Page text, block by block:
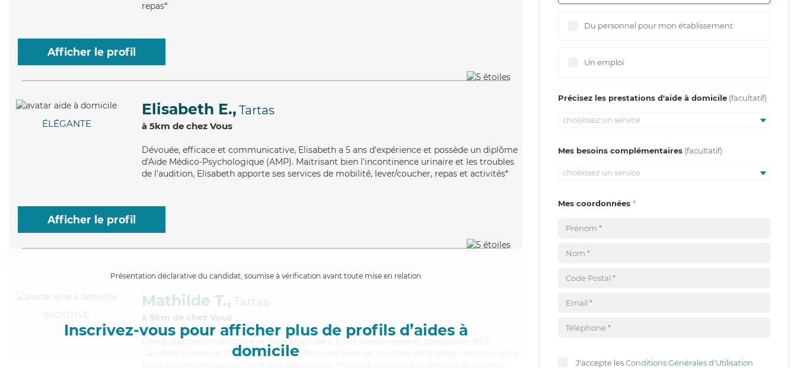
repas*
Afficher le profil
ÉLÉGANTE
Elisabeth E., Tartas
à 5km de chez Vous
Dévouée, efficace et communicative, Elisabeth a 5 ans d'expérience et possède un diplôme
d'Aide Médico-Psychologique (AMP). Maitrisant bien l'incontinence urinaire et les troubles
de l'audition, Elisabeth apporte ses services de mobilité, lever/coucher, repas et activités*
Afficher le profil
Présentation déclarative du candidat, soumise à vérification avant toute mise en relation
Inscrivez-vous pour afficher plus de profils d’aides à
domicile
SPORTIVE
Mathilde T., Tartas
à 5km de chez Vous
Énergique
, communicative et gaie, Mathilde a 5 ans d'expérience et possède un BEP
Carrières Sanitaires et Sociales (CSS). Maitrisant bien les troubles de la peau / escarres et la
Du personnel pour mon établissement
Un emploi
Précisez les prestations d'aide à domicile
choisissez un service
Mes besoins complémentaires
choisissez un service
Mes coordonnées
J'accepte lesConditions Générales d'Utilisation